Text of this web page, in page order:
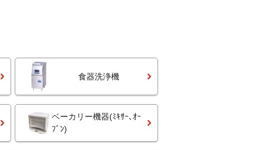
食器洗浄機
ベーカリー機器(ﾐｷｻｰ､ｵｰ
ﾌﾞﾝ)